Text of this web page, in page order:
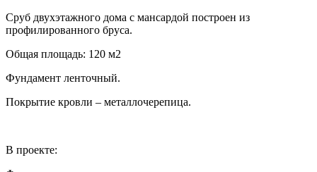
Сруб двухэтажного дома с мансардой построен из
профилированного бруса.
Общая площадь: 120 м2
Фундамент ленточный.
Покрытие кровли – металлочерепица.
В проекте: